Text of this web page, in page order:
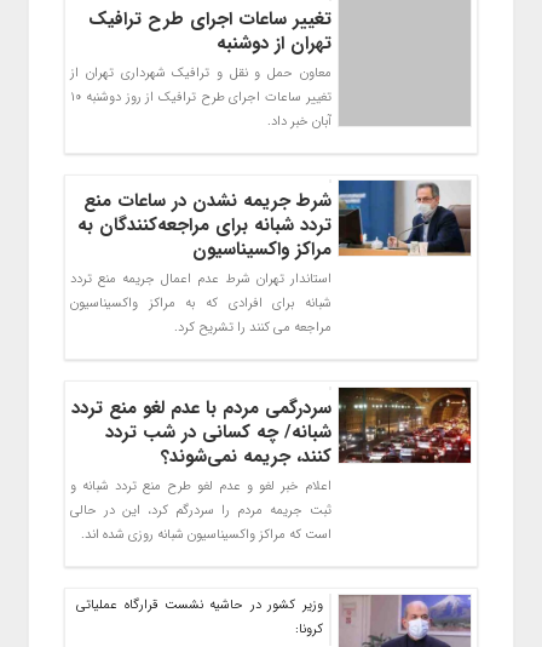
تغییر ساعات اجرای طرح ترافیک
تهران از دوشنبه
معاون حمل و نقل و ترافیک شهرداری تهران از
تغییر ساعات اجرای طرح ترافیک از روز دوشنبه ۱۰
آبان خبر داد.
شرط جریمه نشدن در ساعات منع
تردد شبانه برای مراجعه‌کنندگان به
مراکز واکسیناسیون
استاندار تهران شرط عدم اعمال جریمه منع تردد
شبانه برای افرادی که به مراکز واکسیناسیون
مراجعه می کنند را تشریح کرد.
سردرگمی مردم با عدم لغو منع تردد
شبانه/ چه کسانی در شب تردد
کنند، جریمه نمی‌شوند؟
اعلام خبر لغو و عدم لغو طرح منع تردد شبانه و
ثبت جریمه مردم را سردرگم کرد، این در حالی
است که مراکز واکسیناسیون شبانه روزی شده اند.
وزیر کشور در حاشیه نشست قرارگاه عملیاتی
کرونا: